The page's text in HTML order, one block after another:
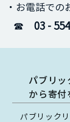
・​お電話での
☎ 03 -
パブリッ
から寄付
パブリック